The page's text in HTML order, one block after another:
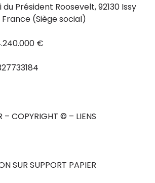
du Président Roosevelt, 92130 Issy
(Siège social)
€
– COPYRIGHT © – LIENS
SUR SUPPORT PAPIER